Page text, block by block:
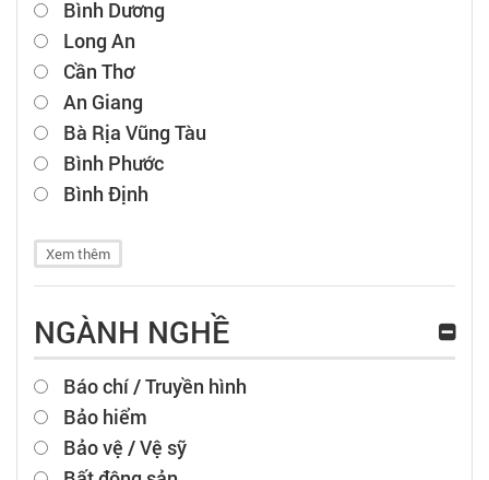
Bình Dương
Long An
Cần Thơ
An Giang
Bà Rịa Vũng Tàu
Bình Phước
Bình Định
Xem thêm
NGÀNH NGHỀ
Báo chí / Truyền hình
Bảo hiểm
Bảo vệ / Vệ sỹ